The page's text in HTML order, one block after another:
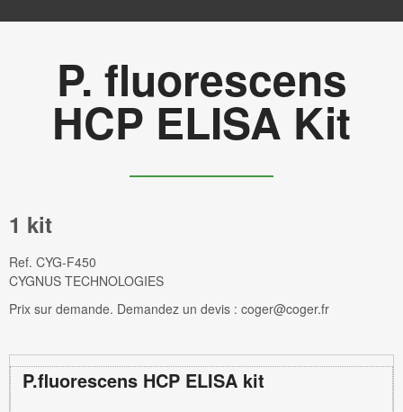
P. fluorescens
HCP ELISA Kit
1 kit
Ref. CYG-F450
CYGNUS TECHNOLOGIES
Prix sur demande. Demandez un devis : coger@coger.fr
P.fluorescens HCP ELISA kit